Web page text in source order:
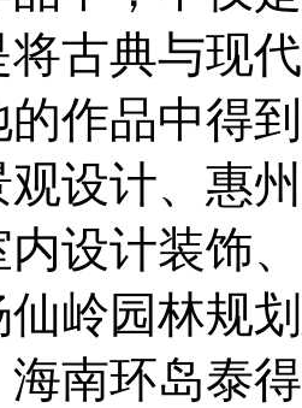
古典与现
的作品中得
设计、惠
内设计装饰
岭园林规
南环岛泰